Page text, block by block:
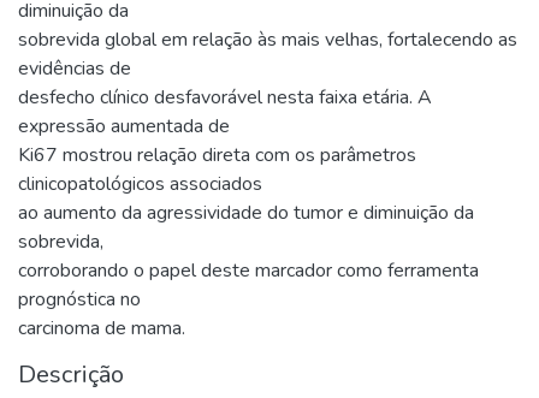
diminuição da
sobrevida global em relação às mais velhas, fortalecendo as
evidências de
desfecho clínico desfavorável nesta faixa etária. A
expressão aumentada de
Ki67 mostrou relação direta com os parâmetros
clinicopatológicos associados
ao aumento da agressividade do tumor e diminuição da
sobrevida,
corroborando o papel deste marcador como ferramenta
prognóstica no
carcinoma de mama.
Descrição